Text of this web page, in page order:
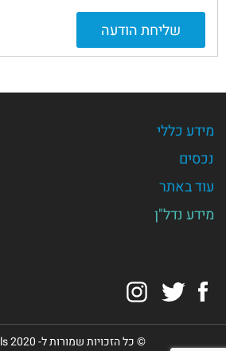
שליחת הודעה
מידע כללי
נכסים
עוד באתר
מידע נדל"ן
Facebook
Twitter
© כל הזכויות שמורות ל- Homely-Mls 2020